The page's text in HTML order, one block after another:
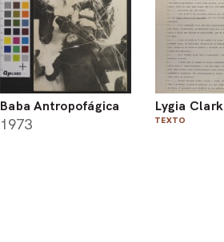
Baba Antropofágica
1973
Lygia Clark
TEXTO